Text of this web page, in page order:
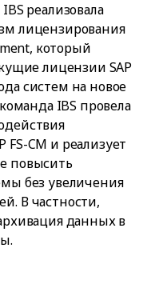
реализовала
лицензирования
который
лицензии SAP
систем на новое
IBS провела
CM и реализует
повысить
без увеличения
В частности,
данных в